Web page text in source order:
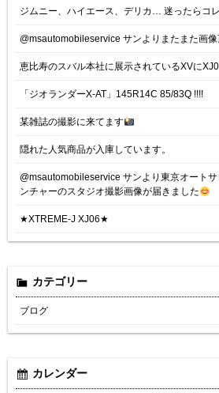
ジムニー、ハイエース、デリカ… 迷ったらコ
@msautomobileservice サンよりまたまた画
恵比寿のスバル本社に展示されているXVに
「ジオランダーX-AT」145R14C 85/83Q !!!!
某雑誌の撮影に来てます
隠れた人気商品が入庫しています。
@msautomobileservice サンより東京オート
ンチャーのスタジオ撮影画像が届きました
★XTREME-J XJ06★
カテゴリー
ブログ
カレンダー